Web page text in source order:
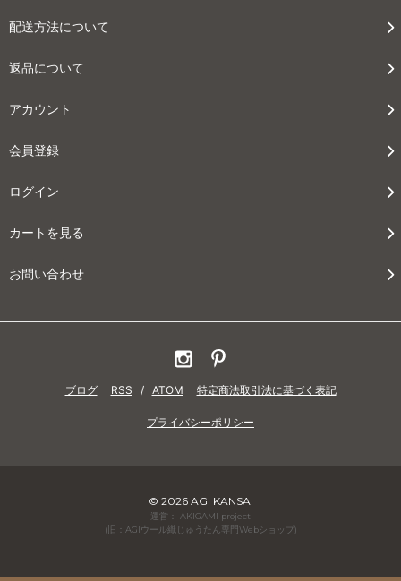
配送方法について
返品について
アカウント
会員登録
ログイン
カートを見る
お問い合わせ
ブログ RSS / ATOM 特定商法取引法に基づく表記
プライバシーポリシー
© 2026 AGI KANSAI
運営： AKIGAMI project
(旧：AGIウール織じゅうたん専門Webショップ)